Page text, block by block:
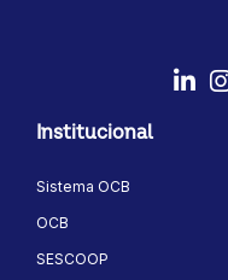
Institucional
Sistema OCB
OCB
SESCOOP